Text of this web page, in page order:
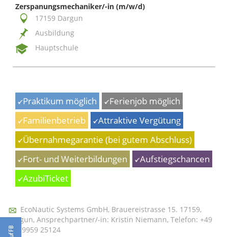
Zerspanungsmechaniker/-in (m/w/d)
17159 Dargun
Ausbildung
Hauptschule
Praktikum möglich
Ferienjob möglich
Familienbetrieb
Attraktive Vergütung
Übernahmegarantie (bei gutem Abschluss)
Fort- und Weiterbildungen
Aufstiegschancen
AzubiTicket
EcoNautic Systems GmbH, Brauereistrasse 15. 17159,
Dargun, Ansprechpartner/-in: Kristin Niemann, Telefon: +49
(0) 39959 25124